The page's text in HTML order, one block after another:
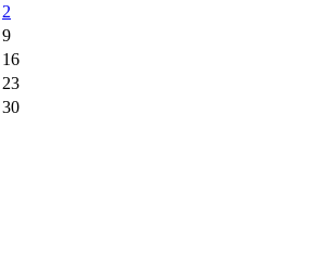
2
9
16
23
30